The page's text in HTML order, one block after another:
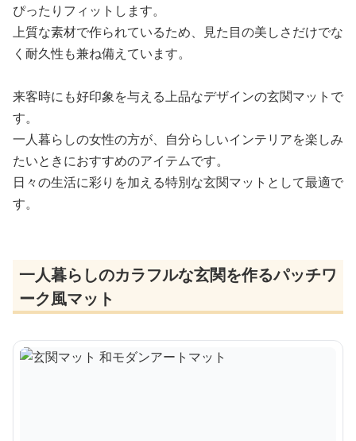
ぴったりフィットします。
上質な素材で作られているため、見た目の美しさだけでな
く耐久性も兼ね備えています。
来客時にも好印象を与える上品なデザインの玄関マットで
す。
一人暮らしの女性の方が、自分らしいインテリアを楽しみ
たいときにおすすめのアイテムです。
日々の生活に彩りを加える特別な玄関マットとして最適で
す。
一人暮らしのカラフルな玄関を作るパッチワ
ーク風マット